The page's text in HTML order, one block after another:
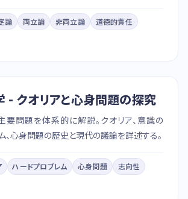
論 両立論 非両立論
道徳的責任
- クオリアと心身問題の探究
要問題を体系的に解説。クオリア、意識の
、心身問題の歴史と現代の議論を詳述する。
ハードプロブレム 心身問題
志向性